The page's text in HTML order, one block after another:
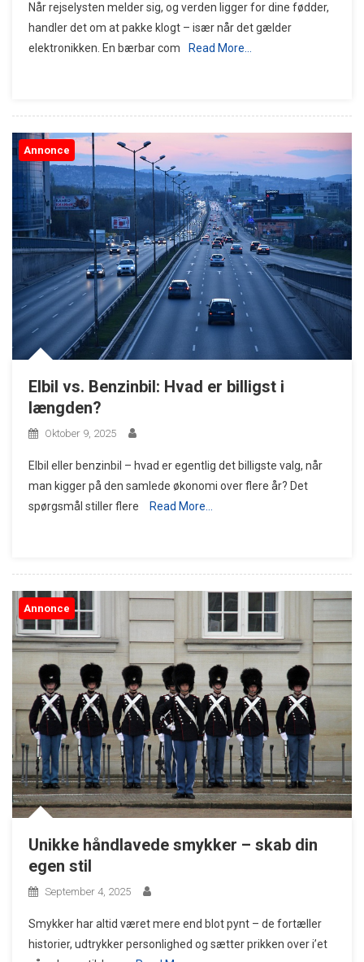
Når rejselysten melder sig, og verden ligger for dine fødder,
handler det om at pakke klogt – især når det gælder
elektronikken. En bærbar com
Read More…
Annonce
Elbil vs. Benzinbil: Hvad er billigst i
længden?
Oktober 9, 2025
Elbil eller benzinbil – hvad er egentlig det billigste valg, når
man kigger på den samlede økonomi over flere år? Det
spørgsmål stiller flere
Read More…
Annonce
Unikke håndlavede smykker – skab din
egen stil
September 4, 2025
Smykker har altid været mere end blot pynt – de fortæller
historier, udtrykker personlighed og sætter prikken over i’et